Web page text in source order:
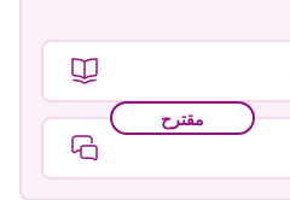
مقترح